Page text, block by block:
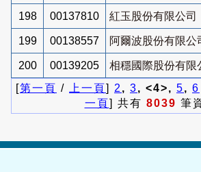
198 00137810 紅玉股份有限公司
199 00138557 阿爾波股份有限公
200 00139205
相穩國際股份有限
[第一頁 / 上一頁] 2 , 3, <4>, 5, 6
一頁] 共有 8039 筆